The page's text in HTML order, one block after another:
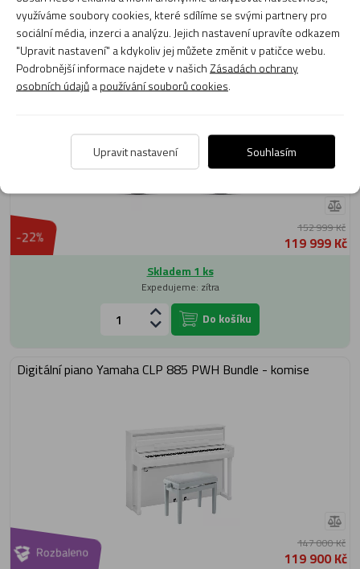
Ultralehké horské elektrokolo Giant Trance X Advanced
E+EL3 "XL" Messier/Panther
-22% 152 999 Kč
119 999 Kč
Skladem 1 ks
Expedujeme: zítra
Do košíku
Digitální piano Yamaha CLP 885 PWH Bundle - komise
Rozbaleno
147 000 Kč
119 900 Kč
využíváme soubory cookies, které sdílíme se svými partnery pro
sociální média, inzerci a analýzu. Jejich nastavení upravíte odkazem
"Upravit nastavení" a kdykoliv jej můžete změnit v patičce webu.
Podrobnější informace najdete v našich Zásadách ochrany
osobních údajůapoužívání souborů cookies.
Upravit nastavení Souhlasím